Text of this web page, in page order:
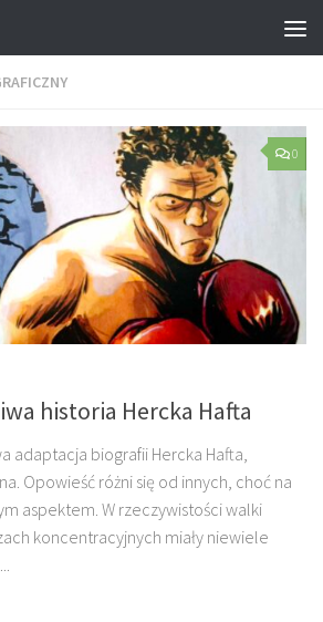
0
historia Hercka Hafta
adaptacja biografii Hercka Hafta,
Opowieść różni się od innych, choć na
aspektem. W rzeczywistości walki
koncentracyjnych miały niewiele